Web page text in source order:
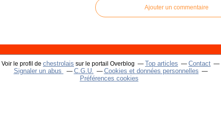
Ajouter un commentaire
Voir le profil de chestrolais sur le portail Overblog Top articles
Contact
Signaler un abus
C.G.U.
Cookies et données personnelles
Préférences cookies